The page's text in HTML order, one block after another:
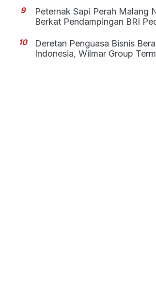
9
Peternak Sapi Perah Malang
Berkat Pendampingan BRI
10
Deretan Penguasa Bisnis
Indonesia, Wilmar Group